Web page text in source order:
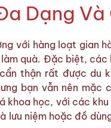
Dạng Và
với hàng loạt gian
quà. Đặc biệt, các
thận rất được du
bạn vẫn nên
khoa học, với các
lưu niệm hoặc đồ